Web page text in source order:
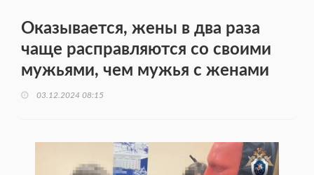
Оказывается, жены в два раза
чаще расправляются со своими
мужьями, чем мужья с женами
03.12.2024 08:15